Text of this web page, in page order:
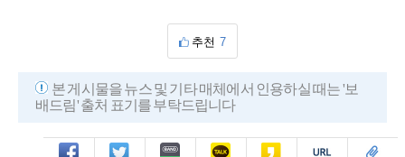
추천 7
본 게시물을 뉴스 및 기타 매체에서 인용하실 때는 '보
배드림' 출처 표기를 부탁드립니다